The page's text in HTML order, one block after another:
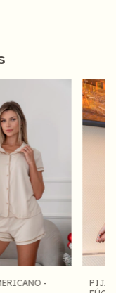
-